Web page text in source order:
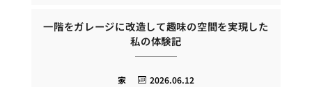
一階をガレージに改造して趣味の空間を実現した
私の体験記
2026.06.12
家